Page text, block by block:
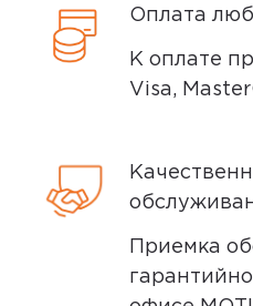
удостоверяющий
Самовывоз
Оплата
К оплате
Visa,
Приемка